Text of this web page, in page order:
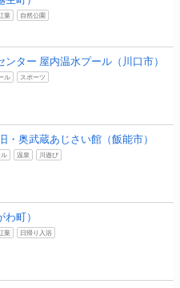
葉 自然公園
ンター 屋内温水プール（川口市）
ル スポーツ
奥武蔵あじさい館（飯能市）
ル 温泉 川遊び
わ町）
葉 日帰り入浴